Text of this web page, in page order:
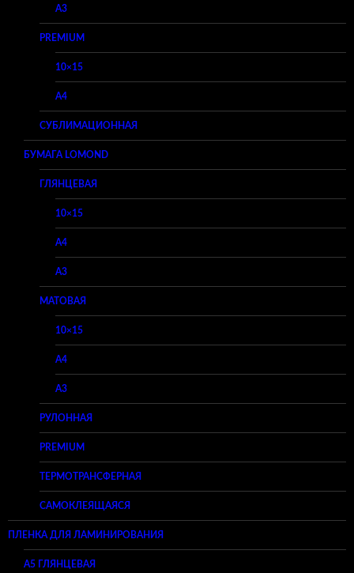
A3
PREMIUM
10×15
A4
СУБЛИМАЦИОННАЯ
БУМАГА LOMOND
ГЛЯНЦЕВАЯ
10×15
A4
A3
МАТОВАЯ
10×15
A4
A3
РУЛОННАЯ
PREMIUM
ТЕРМОТРАНСФЕРНАЯ
САМОКЛЕЯЩАЯСЯ
ПЛЕНКА ДЛЯ ЛАМИНИРОВАНИЯ
A5 ГЛЯНЦЕВАЯ